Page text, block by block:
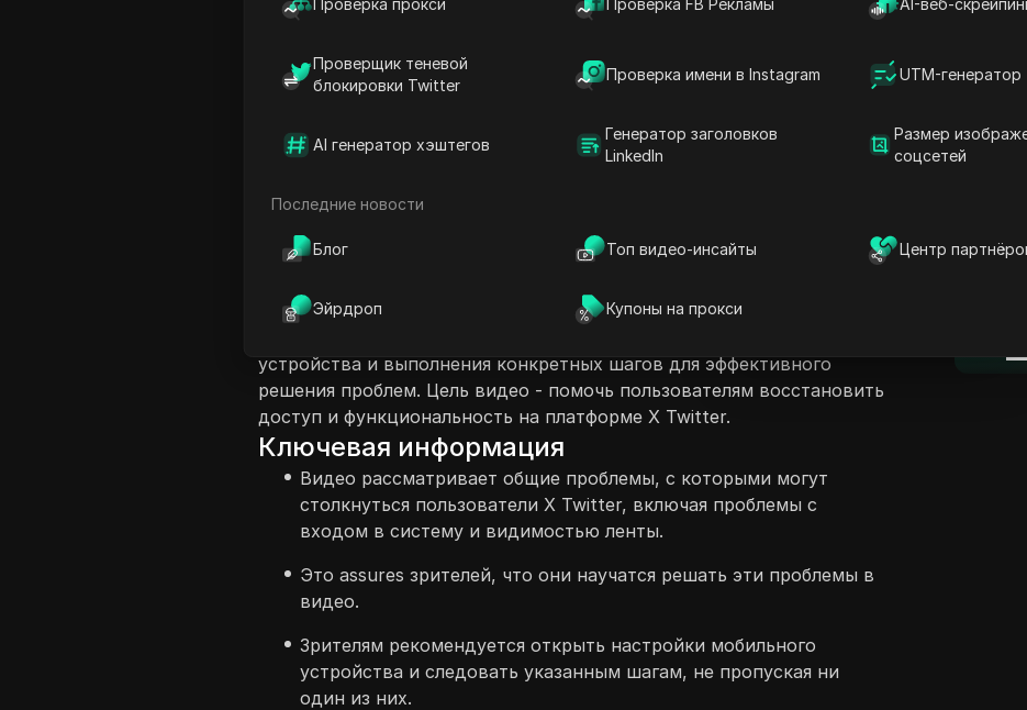
Проверка прокси Проверка FB Рекламы AI-веб-
Проверщик теневой
блокировки Twitter
Проверка имени в Instagram UTM-генератор
AI генератор хэштегов
Генератор заголовков
LinkedIn
Размер
соцсетей
Последние новости
Блог Топ видео-инсайты Центр
Эйрдроп Купоны на прокси
Задайте вопросы об этой странице
Видео предоставляет руководство для пользователей,
испытывающих проблемы с X Twitter, в частности, тех, кто не может
войти в систему или просмотреть свою ленту. Оно успокаивает
для устранения и исправления этих проблем. Следование
устройства и выполнения конкретных шагов для эффективного
решения проблем. Цель видео - помочь пользователям восстановить
доступ и функциональность на платформе X Twitter.
Ключевая информация
Видео рассматривает общие проблемы, с которыми могут
столкнуться пользователи X Twitter, включая проблемы с
входом в систему и видимостью ленты.
Это assures зрителей, что они научатся решать эти проблемы в
видео.
Зрителям рекомендуется открыть настройки мобильного
устройства и следовать указанным шагам, не пропуская ни
один из них.